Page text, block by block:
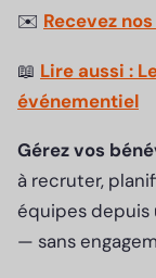
✉️ Recevez
📖 Lire aussi :
événementiel
Gérez vos
à recruter,
équipes depuis
— sans